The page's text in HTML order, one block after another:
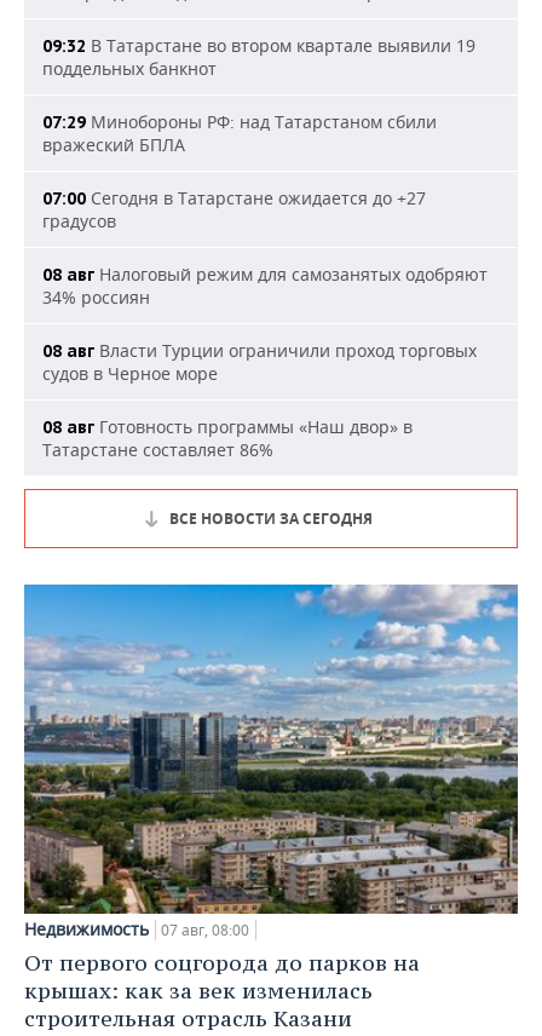
09:32 В Татарстане во втором квартале выявили 19
поддельных банкнот
07:29 Минобороны РФ: над Татарстаном сбили
вражеский БПЛА
07:00 Сегодня в Татарстане ожидается до +27
градусов
08 авг Налоговый режим для самозанятых одобряют
34% россиян
08 авг Власти Турции ограничили проход торговых
судов в Черное море
08 авг Готовность программы «Наш двор» в
Татарстане составляет 86%
ВСЕ НОВОСТИ ЗА СЕГОДНЯ
Недвижимость 07 авг, 08:00
От первого соцгорода до парков на
крышах: как за век изменилась
строительная отрасль Казани